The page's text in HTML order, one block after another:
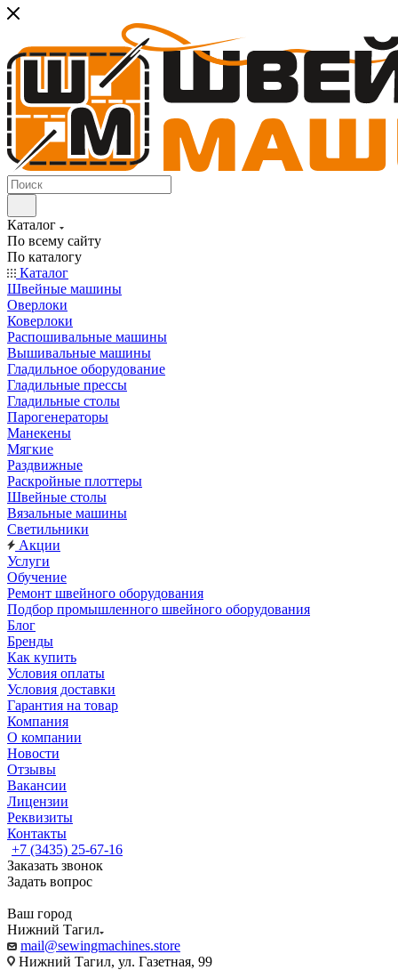
Каталог
По всему сайту
По каталогу
Каталог
Швейные машины
Оверлоки
Коверлоки
Распошивальные машины
Вышивальные машины
Гладильное оборудование
Гладильные прессы
Гладильные столы
Парогенераторы
Манекены
Мягкие
Раздвижные
Раскройные плоттеры
Швейные столы
Вязальные машины
Светильники
Акции
Услуги
Обучение
Ремонт швейного оборудования
Подбор промышленного швейного оборудования
Блог
Бренды
Как купить
Условия оплаты
Условия доставки
Гарантия на товар
Компания
О компании
Новости
Отзывы
Вакансии
Лицензии
Реквизиты
Контакты
+7 (3435) 25-67-16
Заказать звонок
Задать вопрос
Ваш город
Нижний Тагил
mail@sewingmachines.store
Нижний Тагил, ул. Газетная, 99